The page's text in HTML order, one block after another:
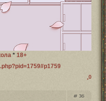
* 18+
0
36